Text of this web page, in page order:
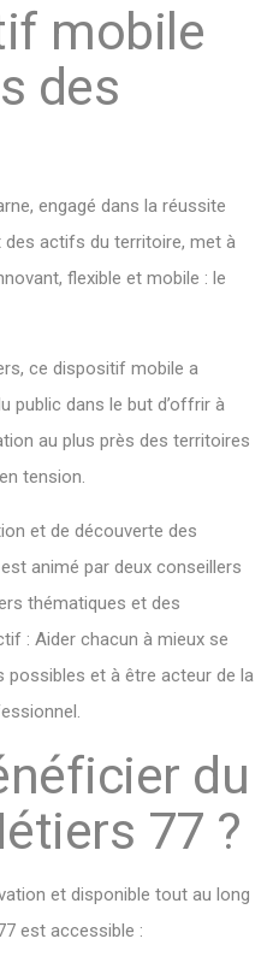
mobile
des
engagé dans la réussite
actifs du territoire, met à
flexible et mobile : le
ce dispositif mobile a
public dans le but d’offrir à
au plus près des territoires
tension.
et de découverte des
animé par deux conseillers
thématiques et des
: Aider chacun à mieux se
possibles et à être acteur de la
du
77 ?
et disponible tout au long
est accessible :